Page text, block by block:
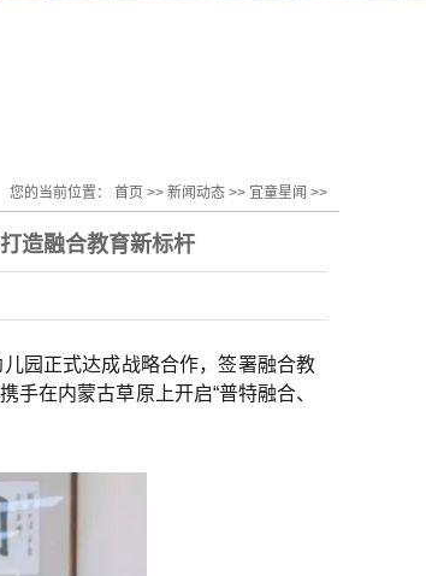
您的当前位置： 首页 >> 新闻动态 >> 宜童星闻 >>
造融合教育新标杆
园 正式达成战略合作，签署融合教
在内蒙古草原上开启“普特融合、